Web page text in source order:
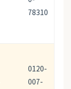
78310
0120-
007-